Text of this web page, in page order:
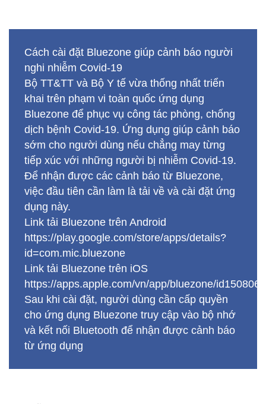
Cách cài đặt Bluezone giúp cảnh báo người
nghi nhiễm Covid-19
Bộ TT&TT và Bộ Y tế vừa thống nhất triển
khai trên phạm vi toàn quốc ứng dụng
Bluezone để phục vụ công tác phòng, chống
dịch bệnh Covid-19. Ứng dụng giúp cảnh báo
sớm cho người dùng nếu chẳng may từng
tiếp xúc với những người bị nhiễm Covid-19.
Để nhận được các cảnh báo từ Bluezone,
việc đầu tiên cần làm là tải về và cài đặt ứng
dụng này.
Link tải Bluezone trên Android
https://play.google.com/store/apps/details?
id=com.mic.bluezone
Link tải Bluezone trên iOS
https://apps.apple.com/vn/app/bluezone/
Sau khi cài đặt, người dùng cần cấp quyền
cho ứng dụng Bluezone truy cập vào bộ nhớ
và kết nối Bluetooth để nhận được cảnh báo
từ ứng dụng